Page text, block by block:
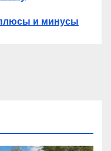
плюсы и минусы